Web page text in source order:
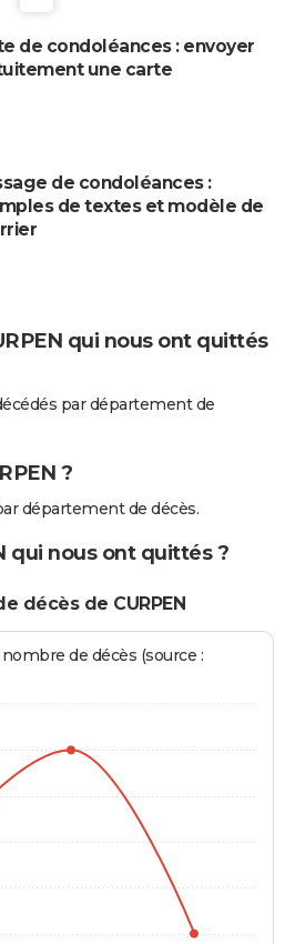
de condoléances : envoyer
une carte
de condoléances :
de textes et modèle de
qui nous ont quittés
par département de
?
département de décès.
qui nous ont quittés ?
décès de CURPEN
de décès (source :